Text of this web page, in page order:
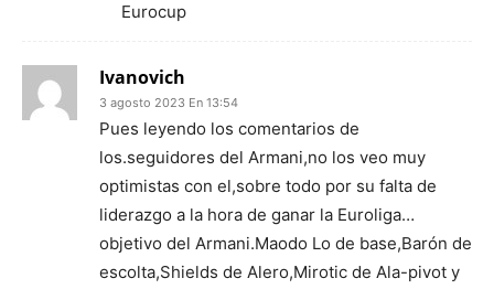
Eurocup
Ivanovich
3 agosto 2023 En 13:54
Pues leyendo los comentarios de
los.seguidores del Armani,no los veo muy
optimistas con el,sobre todo por su falta de
liderazgo a la hora de ganar la Euroliga…
objetivo del Armani.Maodo Lo de base,Barón de
escolta,Shields de Alero,Mirotic de Ala-pivot y